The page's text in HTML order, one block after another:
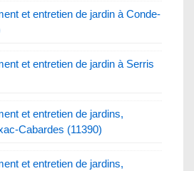
et entretien de jardin à Conde-
et entretien de jardin à Serris
et entretien de jardins,
Cabardes (11390)
et entretien de jardins,